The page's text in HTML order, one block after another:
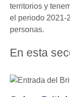
territorios y
el periodo 2021-
personas.
En esta